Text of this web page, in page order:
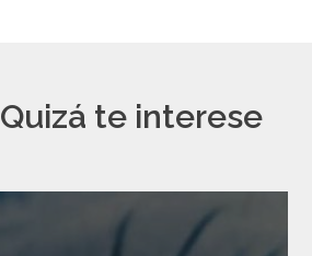
Quizá te interese